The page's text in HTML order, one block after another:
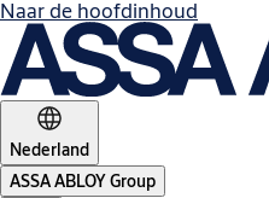
Naar de hoofdinhoud
Nederland
ASSA ABLOY Group